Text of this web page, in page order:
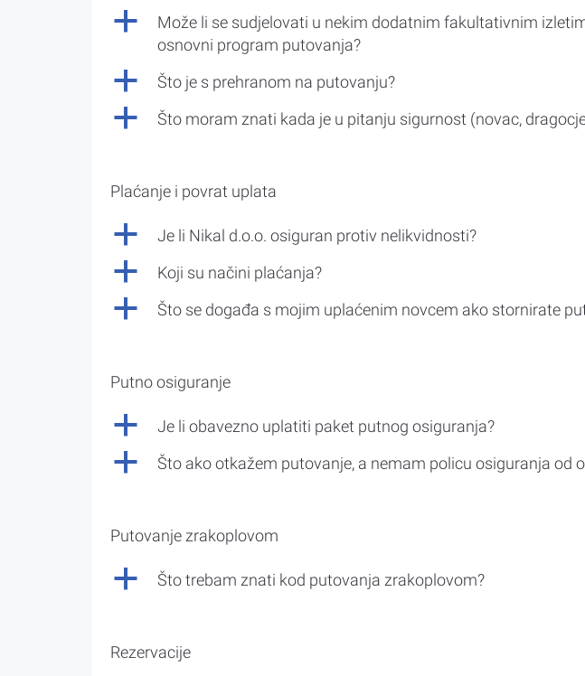
a
Može li se sudjelovati u nekim dodatnim fakultativnim
osnovni program putovanja?
a Što je s prehranom na putovanju?
a Što moram znati kada je u pitanju sigurnost (novac,
Plaćanje i povrat uplata
a Je li Nikal d.o.o. osiguran protiv nelikvidnosti?
a Koji su načini plaćanja?
a Što se događa s mojim uplaćenim novcem ako stornirate
Putno osiguranje
a Je li obavezno uplatiti paket putnog osiguranja?
a Što ako otkažem putovanje, a nemam policu osiguranja od
Putovanje zrakoplovom
a Što trebam znati kod putovanja zrakoplovom?
Rezervacije